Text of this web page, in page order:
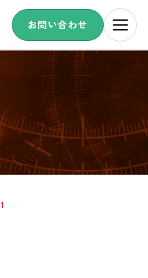
お問い合わせ